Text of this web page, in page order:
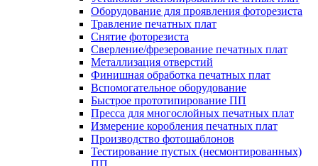
Оборудование для проявления фоторезиста
Травление печатных плат
Снятие фоторезиста
Сверление/фрезерование печатных плат
Металлизация отверстий
Финишная обработка печатных плат
Вспомогательное оборудование
Быстрое прототипирование ПП
Пресса для многослойных печатных плат
Измерение коробления печатных плат
Производство фотошаблонов
Тестирование пустых (несмонтированных)